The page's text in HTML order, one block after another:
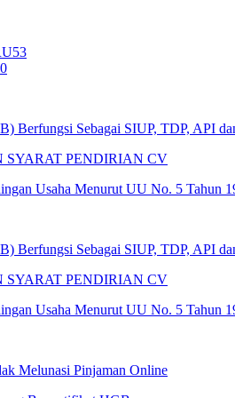
53
Berfungsi Sebagai SIUP, TDP, API
SYARAT PENDIRIAN CV
Usaha Menurut UU No. 5 Tahun
Berfungsi Sebagai SIUP, TDP, API
SYARAT PENDIRIAN CV
Usaha Menurut UU No. 5 Tahun
Melunasi Pinjaman Online